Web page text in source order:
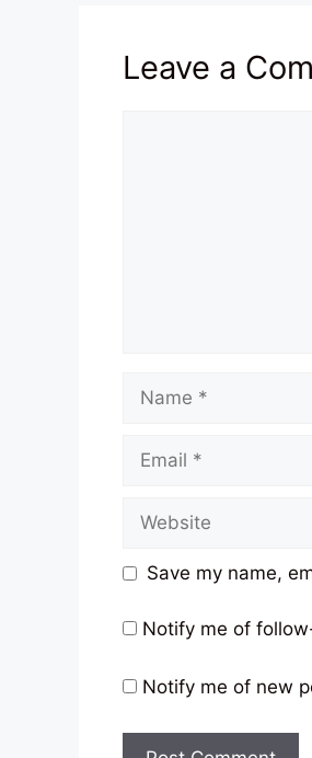
Leave a
Name
Email
Website
Save my name,
Notify me of
Notify me of new